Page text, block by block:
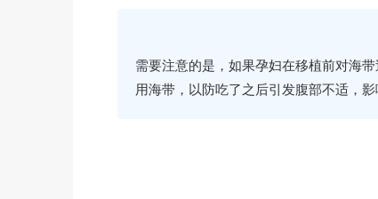
需要注意的是，如果孕妇在移植前对海
用海带，以防吃了之后引发腹部不适，影